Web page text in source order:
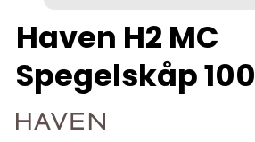
Haven H2 MC
Spegelskåp 100